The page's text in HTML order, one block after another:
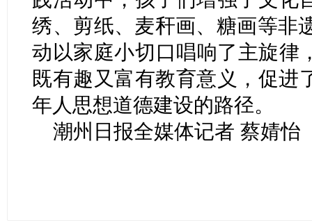
绣、剪纸、麦秆画、糖画等非
动以家庭小切口唱响了主旋
既有趣又富有教育意义，促进
年人思想道德建设的路径。
潮州日报全媒体记者 蔡婧怡